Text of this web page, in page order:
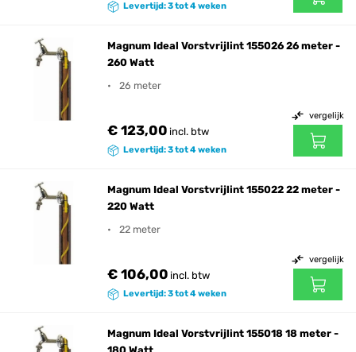
Levertijd: 3 tot 4 weken
Magnum Ideal Vorstvrijlint 155026 26 meter -
260 Watt
26 meter
€ 123,00 incl. btw
Levertijd: 3 tot 4 weken
vergelijk
Magnum Ideal Vorstvrijlint 155022 22 meter -
220 Watt
22 meter
€ 106,00 incl. btw
Levertijd: 3 tot 4 weken
vergelijk
Magnum Ideal Vorstvrijlint 155018 18 meter -